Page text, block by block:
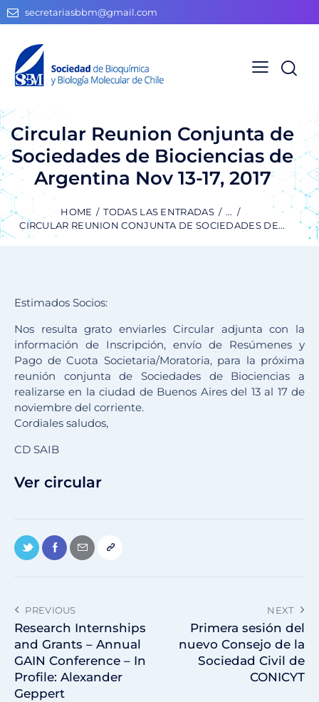
secretariasbbm@gmail.com
Circular Reunion Conjunta de
Sociedades de Biociencias de
Argentina Nov 13-17, 2017
HOME TODAS LAS ENTRADAS
...
CIRCULAR REUNION CONJUNTA DE SOCIEDADES DE...
Estimados Socios:
Nos resulta grato enviarles Circular adjunta con la
información de Inscripción, envío de Resúmenes y
Pago de Cuota Societaria/Moratoria, para la próxima
reunión conjunta de Sociedades de Biociencias a
realizarse en la ciudad de Buenos Aires del 13 al 17 de
noviembre del corriente.
Cordiales saludos,
CD SAIB
Ver circular
PREVIOUS
Research Internships
and Grants – Annual
GAIN Conference – In
Profile: Alexander
Geppert
NEXT
Primera sesión del
nuevo Consejo de la
Sociedad Civil de
CONICYT